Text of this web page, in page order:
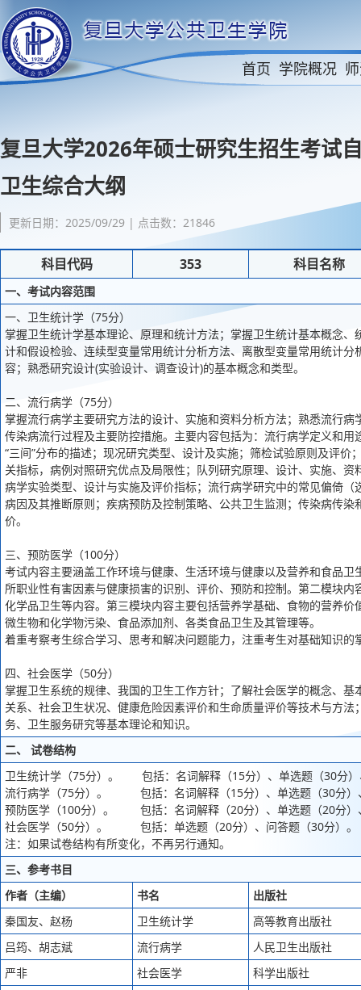
首页 学院概况
复旦大学2026年硕士研究生招生考
卫生综合大纲
更新日期：2025/09/29 | 点击数：21846
科目代码 353 科目名称
一、考试内容范围
一、卫生统计学（75分）
掌握卫生统计学基本理论、原理和统计方法；掌握卫生统计基本概念
计和假设检验、连续型变量常用统计分析方法、离散型变量常用统计
容；熟悉研究设计(实验设计、调查设计)的基本概念和类型。
二、流行病学（75分）
掌握流行病学主要研究方法的设计、实施和资料分析方法；熟悉流行
传染病流行过程及主要防控措施。主要内容包括为：流行病学定义和
“三间”分布的描述；现况研究类型、设计及实施；筛检试验原则及评
关指标，病例对照研究优点及局限性；队列研究原理、设计、实施、
病学实验类型、设计与实施及评价指标；流行病学研究中的常见偏倚
病因及其推断原则；疾病预防及控制策略、公共卫生监测；传染病传
价。
三、预防医学（100分）
考试内容主要涵盖工作环境与健康、生活环境与健康以及营养和食品
所职业性有害因素与健康损害的识别、评价、预防和控制。第二模块
化学品卫生等内容。第三模块内容主要包括营养学基础、食物的营养
微生物和化学物污染、食品添加剂、各类食品卫生及其管理等。
着重考察考生综合学习、思考和解决问题能力，注重考生对基础知识
四、社会医学（50分）
掌握卫生系统的规律、我国的卫生工作方针；了解社会医学的概念、
关系、社会卫生状况、健康危险因素评价和生命质量评价等技术与方
务、卫生服务研究等基本理论和知识。
二、 试卷结构
卫生统计学（75分）。 包括：名词解释（15分）、单选题（30分）
流行病学（75分）。 包括：名词解释（15分）、单选题（30分）
预防医学（100分）。 包括：名词解释（20分）、单选题（20分）
社会医学（50分）。 包括：单选题（20分）、问答题（30分）。
注：如果试卷结构有所变化，不再另行通知。
三、参考书目
作者（主编）
书名
出版社
秦国友、赵杨
卫生统计学
高等教育出版社
吕筠、胡志斌
流行病学
人民卫生出版社
严非
社会医学
科学出版社